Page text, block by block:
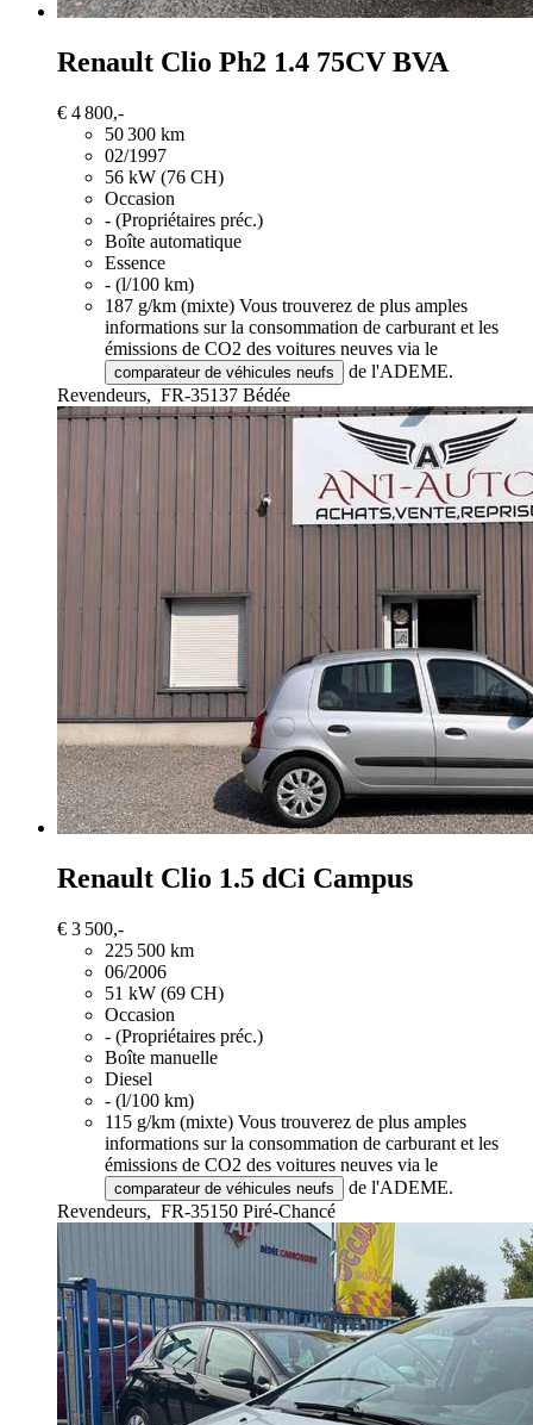
Renault Clio Ph2 1.4 75CV BVA
€ 4 800,-
50 300 km
02/1997
56 kW (76 CH)
Occasion
- (Propriétaires préc.)
Boîte automatique
Essence
- (l/100 km)
187 g/km (mixte) Vous trouverez de plus amples
informations sur la consommation de carburant et les
émissions de CO2 des voitures neuves via le
comparateur de véhicules neufs
de l'ADEME.
Revendeurs, FR-35137 Bédée
Renault Clio 1.5 dCi Campus
€ 3 500,-
225 500 km
06/2006
51 kW (69 CH)
Occasion
- (Propriétaires préc.)
Boîte manuelle
Diesel
- (l/100 km)
115 g/km (mixte) Vous trouverez de plus amples
informations sur la consommation de carburant et les
émissions de CO2 des voitures neuves via le
comparateur de véhicules neufs
de l'ADEME.
Revendeurs, FR-35150 Piré-Chancé